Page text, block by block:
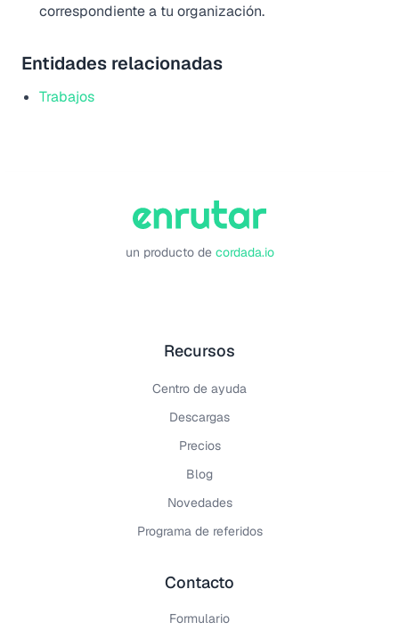
correspondiente a tu organización.
Entidades relacionadas
Trabajos
un producto de cordada.io
Recursos
Centro de ayuda
Descargas
Precios
Blog
Novedades
Programa de referidos
Contacto
Formulario